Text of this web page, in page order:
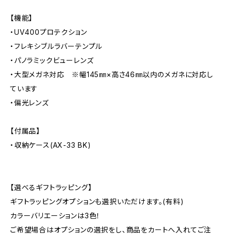
【機能】
・UV400プロテクション
・フレキシブルラバーテンプル
・パノラミックビューレンズ
・大型メガネ対応 ※幅145㎜×高さ46㎜以内のメガネに対応し
ています
・偏光レンズ
【付属品】
・収納ケース(AX-33 BK)
【選べるギフトラッピング】
ギフトラッピングオプションも選択いただけます。(有料)
カラーバリエーションは3色！
ご希望場合はオプションの選択をし、商品をカートへ入れてご注